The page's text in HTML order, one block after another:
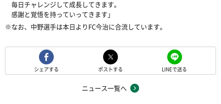
毎日チャレンジして成長してきます。
感謝と覚悟を持っていってきます 」
※なお、中野選手は本日よりFC今治に合流しています。
シェアする ポストする LINEで送る
ニュース一覧へ